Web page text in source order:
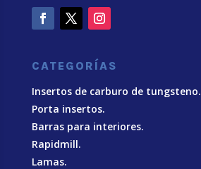
CATEGORÍAS
Insertos de carburo de tungsteno.
Porta insertos.
Barras para interiores.
Rapidmill.
Lamas.